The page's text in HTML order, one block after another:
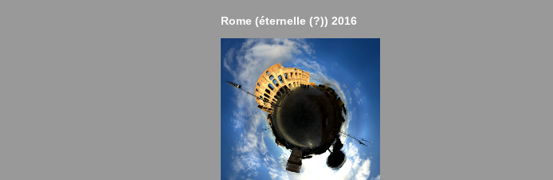
Rome (éternelle (?)) 2016